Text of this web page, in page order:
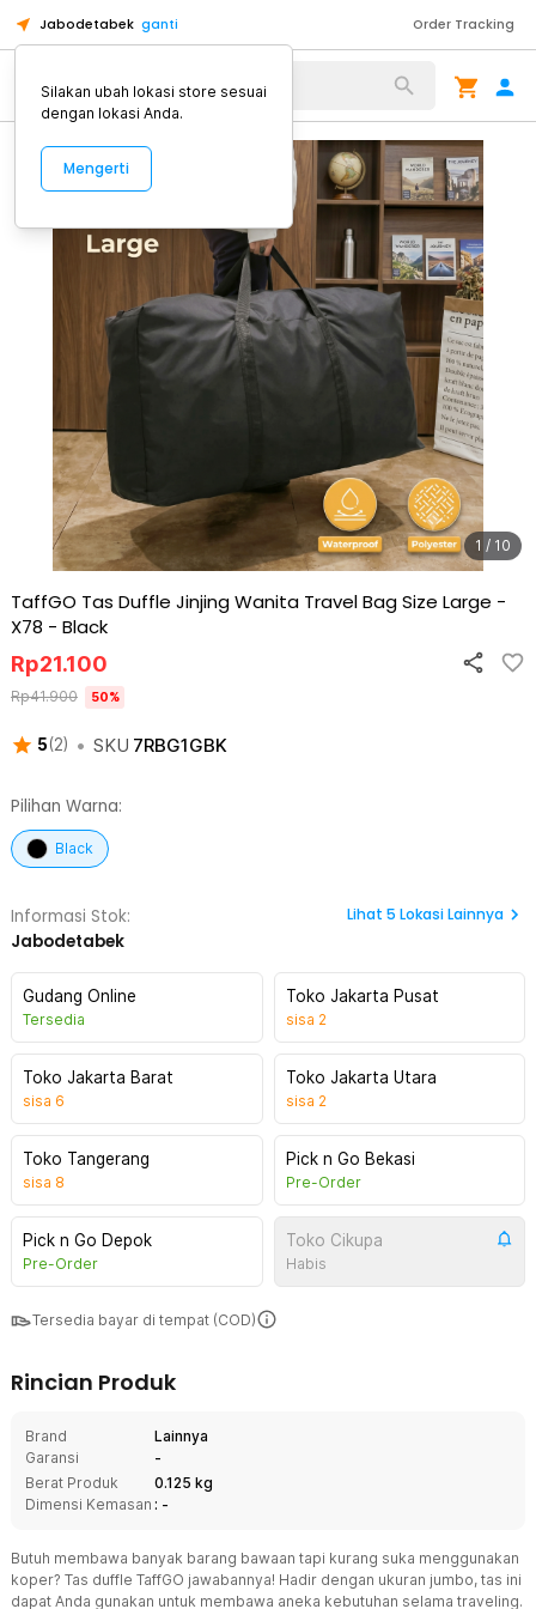
Jabodetabek ganti Order Tracking
Alat Kopi
1 / 10
TaffGO Tas Duffle Jinjing Wanita Travel Bag Size Large -
X78 - Black
5(2) • SKU 7RBG1GBK
Rp21.100
Rp41.900 50%
Pilihan Warna:
Black
Informasi Stok:
Jabodetabek
Lihat 5 Lokasi Lainnya
Gudang Online
Tersedia
Toko Jakarta Pusat
sisa 2
Toko Jakarta Barat
sisa 6
Toko Jakarta Utara
sisa 2
Toko Tangerang
sisa 8
Pick n Go Bekasi
Pre-Order
Pick n Go Depok
Pre-Order
Toko Cikupa
Habis
Tersedia bayar di tempat (COD)
Rincian Produk
Brand
Lainnya
Garansi
-
Berat Produk
0.125 kg
Dimensi Kemasan : -
Butuh membawa banyak barang bawaan tapi kurang suka menggunakan
koper? Tas duffle TaffGO jawabannya! Hadir dengan ukuran jumbo, tas ini
dapat Anda gunakan untuk membawa aneka kebutuhan selama traveling.
Silakan ubah lokasi store sesuai
dengan lokasi Anda.
Mengerti